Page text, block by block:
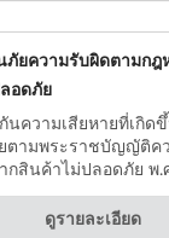
ภัยความรับผิดตามกฎ
อดภัย
นความเสียหายที่เกิด
ตามพระราชบัญญัติค
กสินค้าไม่ปลอดภัย พ.
ดูรายละเอียด